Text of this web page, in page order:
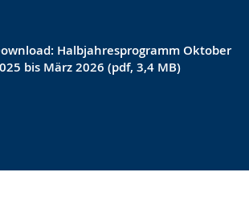
Halbjahresprogramm Oktober
bis März 2026 (pdf, 3,4 MB)